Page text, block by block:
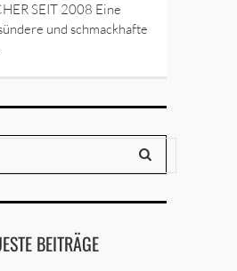
SEIT 2008 Eine
und schmackhafte
BEITRÄGE